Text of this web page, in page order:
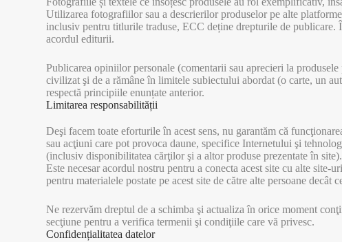
Utilizarea fotografiilor sau a descrierilor produselor pe alte
inclusiv pentru titlurile traduse, ECC deține drepturile de publicare.
acordul editurii.
Publicarea opiniilor personale (comentarii sau aprecieri la
civilizat şi de a rămâne în limitele subiectului abordat (o carte, un
respectă principiile enunțate anterior.
Limitarea responsabilității
Deşi facem toate eforturile în acest sens, nu garantăm că
sau acţiuni care pot provoca daune, specifice Internetului şi
(inclusiv disponibilitatea cărţilor şi a altor produse prezentate în site).
Este necesar acordul nostru pentru a conecta acest site cu alte site-
pentru materialele postate pe acest site de către alte persoane decât
Ne rezervăm dreptul de a schimba şi actualiza în orice moment
secţiune pentru a verifica termenii şi condiţiile care vă privesc.
Confidențialitatea datelor